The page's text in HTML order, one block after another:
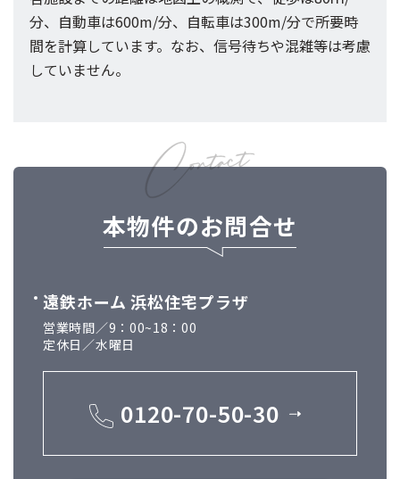
分、自動車は600m/分、自転車は300m/分で所要時
間を計算しています。なお、信号待ちや混雑等は考慮
していません。
本物件のお問合せ
遠鉄ホーム 浜松住宅プラザ
営業時間／9：00~18：00
定休日／水曜日
0120-70-50-30